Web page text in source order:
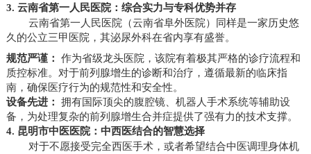
3. 云南省第一人民医院：综合实力与专科优势并存
云南省第一人民医院（云南省阜外医院）同样是一家历史悠
久的公立三甲医院，其泌尿外科在省内享有盛誉。
规范严谨： 作为省级龙头医院，该院有着极其严格的诊疗流程和
质控标准。对于前列腺增生的诊断和治疗，遵循最新的临床指
南，确保医疗行为的规范性和安全性。
设备先进： 拥有国际顶尖的腹腔镜、机器人手术系统等辅助设
备，为处理复杂的前列腺增生合并症提供了强有力的技术支撑。
4. 昆明市中医医院：中西医结合的智慧选择
对于不愿接受完全西医手术，或者希望结合中医调理身体机